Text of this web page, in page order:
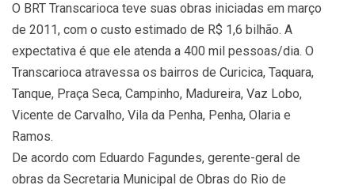
O BRT Transcarioca teve suas obras iniciadas em março
de 2011, com o custo estimado de R$ 1,6 bilhão. A
expectativa é que ele atenda a 400 mil pessoas/dia. O
Transcarioca atravessa os bairros de Curicica, Taquara,
Tanque, Praça Seca, Campinho, Madureira, Vaz Lobo,
Vicente de Carvalho, Vila da Penha, Penha, Olaria e
Ramos.
De acordo com Eduardo Fagundes, gerente-geral de
obras da Secretaria Municipal de Obras do Rio de